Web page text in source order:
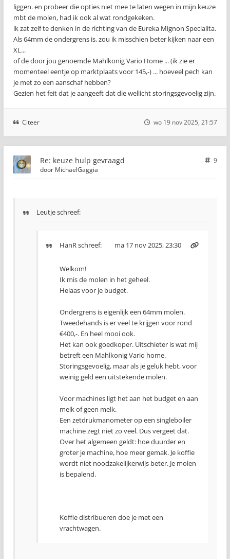
liggen. en probeer die opties niet mee te laten wegen in mijn keuze
mbt de molen, had ik ook al wat rondgekeken.
ik zat zelf te denken in de richting van de Eureka Mignon Specialita.
Als 64mm de ondergrens is, zou ik misschien beter kijken naar een
XL...
of de door jou genoemde Mahlkonig Vario Home ... (ik zie er
momenteel eentje op marktplaats voor 145,-) ... hoeveel pech kan
je met zo een aanschaf hebben?
Gezien het feit dat je aangeeft dat die wellicht storingsgevoelig zijn.
Citeer wo 19 nov 2025, 21:57
Re: keuze hulp gevraagd
9
door MichaelGaggia
Leutje schreef:
HanRschreef: ma 17 nov 2025, 23:30
Welkom!
Ik mis de molen in het geheel.
Helaas voor je budget.
Ondergrens is eigenlijk een 64mm molen.
Tweedehands is er veel te krijgen voor rond
€400,-. En heel mooi ook.
Het kan ook goedkoper. Uitschieter is wat mij
betreft een Mahlkonig Vario home.
Storingsgevoelig, maar als je geluk hebt, voor
weinig geld een uitstekende molen.
Voor machines ligt het aan het budget en aan
melk of geen melk.
Een zetdrukmanometer op een singleboiler
machine zegt niet zo veel. Dus vergeet dat.
Over het algemeen geldt: hoe duurder en
groter je machine, hoe meer gemak. Je koffie
wordt niet noodzakelijkerwijs beter. Je molen
is bepalend.
Koffie distribueren doe je met een
vrachtwagen.